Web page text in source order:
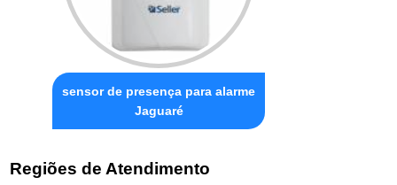
sensor de presença para alarme
Jaguaré
Regiões de Atendimento